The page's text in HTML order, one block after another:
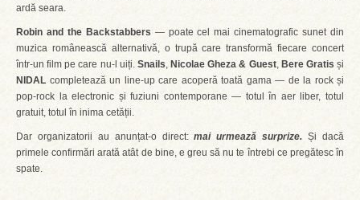
ardă seara.
Robin and the Backstabbers— poate cel mai cinematografic sunet din
muzica românească alternativă, o trupă care transformă fiecare concert
într-un film pe care nu-l uiți. Snails, Nicolae Gheza & Guest, Bere Gratis și
NIDAL completează un line-up care acoperă toată gama — de la rock și
pop-rock la electronic și fuziuni contemporane — totul în aer liber, totul
gratuit, totul în inima cetății.
Dar organizatorii au anunțat-o direct:mai urmează surprize. Și dacă
primele confirmări arată atât de bine, e greu să nu te întrebi ce pregătesc în
spate.